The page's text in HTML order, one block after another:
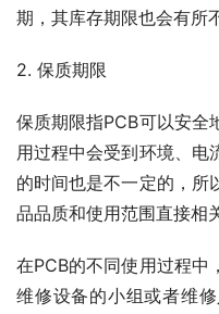
期，其库存期限也会有所
2. 保质期限
保质期限指PCB可以安全
用过程中会受到环境、电
的时间也是不一定的，所
品品质和使用范围直接相
在PCB的不同使用过程中
维修设备的小组或者维